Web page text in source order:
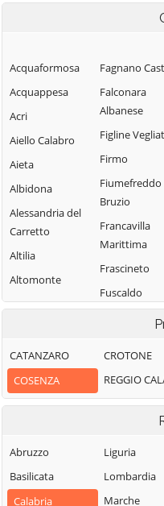
Acquaformosa
Acquappesa
Acri
Aiello Calabro
Aieta
Albidona
Alessandria del
Carretto
Altilia
Altomonte
Amantea
Aprigliano
Belmonte
Calabro
Bianchi
Fagnano
Falconara
Albanese
Figline
Firmo
Fiumefreddo
Bruzio
Francavilla
Marittima
Frascineto
Fuscaldo
Piemontese
Lago
Laino Castello
Lappano
CATANZARO
COSENZA
CROTONE
REGGIO
Abruzzo
Basilicata
Calabria
Liguria
Lombardia
Marche